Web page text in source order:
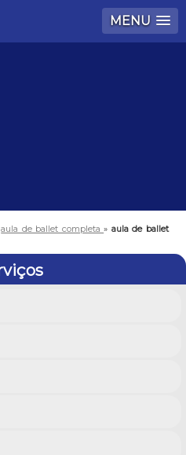
MENU
aula de ballet completa» aula de ballet